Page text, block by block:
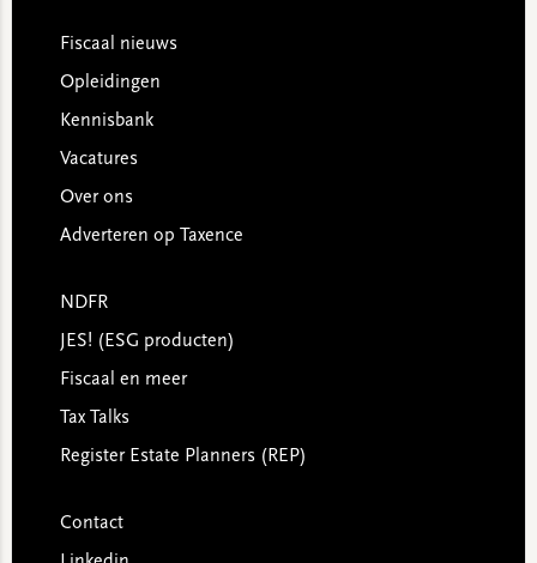
Footer
Fiscaal nieuws
Opleidingen
Kennisbank
Vacatures
Over ons
Adverteren op Taxence
NDFR
JES! (ESG producten)
Fiscaal en meer
Tax Talks
Register Estate Planners (REP)
Contact